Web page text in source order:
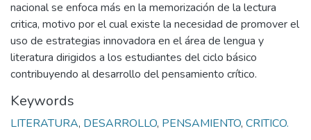
nacional se enfoca más en la memorización de la lectura
critica, motivo por el cual existe la necesidad de promover el
uso de estrategias innovadora en el área de lengua y
literatura dirigidos a los estudiantes del ciclo básico
contribuyendo al desarrollo del pensamiento crítico.
Keywords
LITERATURA, DESARROLLO, PENSAMIENTO, CRITICO.